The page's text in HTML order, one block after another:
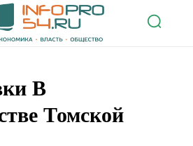
В
Томской